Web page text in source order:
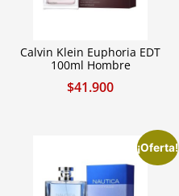
Calvin Klein Euphoria EDT
100ml Hombre
$41.900
¡Oferta!